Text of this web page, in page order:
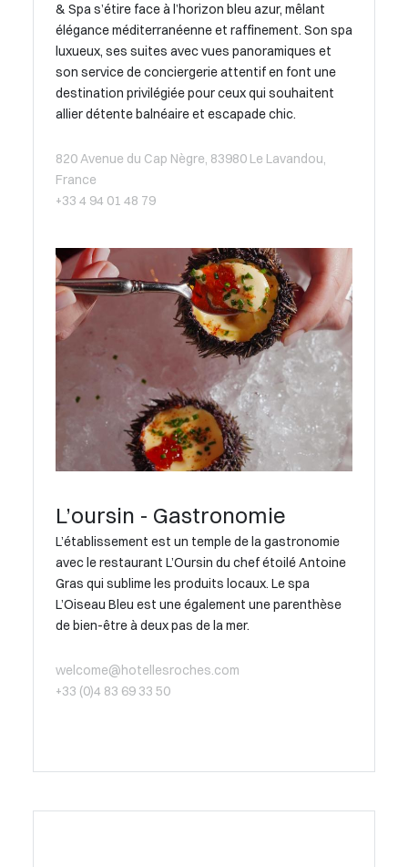
& Spa s’étire face à l’horizon bleu azur, mêlant
élégance méditerranéenne et raffinement. Son spa
luxueux, ses suites avec vues panoramiques et
son service de conciergerie attentif en font une
destination privilégiée pour ceux qui souhaitent
allier détente balnéaire et escapade chic.
820 Avenue du Cap Nègre, 83980 Le Lavandou,
France
+33 4 94 01 48 79
L’oursin - Gastronomie
L’établissement est un temple de la gastronomie
avec le restaurant L’Oursin du chef étoilé Antoine
Gras qui sublime les produits locaux. Le spa
L’Oiseau Bleu est une également une parenthèse
de bien-être à deux pas de la mer.
welcome@hotellesroches.com
+33 (0)4 83 69 33 50